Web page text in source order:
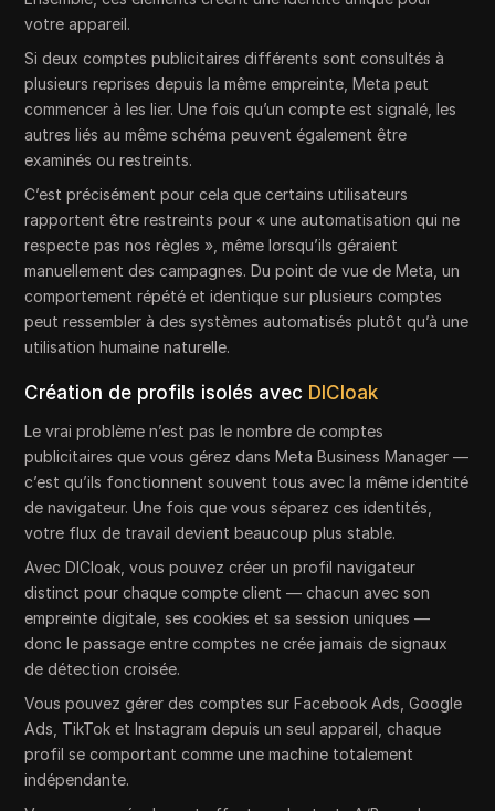
votre appareil.
Si deux comptes publicitaires différents sont consultés à
plusieurs reprises depuis la même empreinte, Meta peut
commencer à les lier. Une fois qu’un compte est signalé, les
autres liés au même schéma peuvent également être
examinés ou restreints.
C’est précisément pour cela que certains utilisateurs
rapportent être restreints pour « une automatisation qui ne
respecte pas nos règles », même lorsqu’ils géraient
manuellement des campagnes. Du point de vue de Meta, un
comportement répété et identique sur plusieurs comptes
peut ressembler à des systèmes automatisés plutôt qu’à une
utilisation humaine naturelle.
Création de profils isolés avec DICloak
Le vrai problème n’est pas le nombre de comptes
publicitaires que vous gérez dans Meta Business Manager —
c’est qu’ils fonctionnent souvent tous avec la même identité
de navigateur. Une fois que vous séparez ces identités,
votre flux de travail devient beaucoup plus stable.
Avec DICloak, vous pouvez créer un profil navigateur
distinct pour chaque compte client — chacun avec son
empreinte digitale, ses cookies et sa session uniques —
donc le passage entre comptes ne crée jamais de signaux
de détection croisée.
Vous pouvez gérer des comptes sur Facebook Ads, Google
Ads, TikTok et Instagram depuis un seul appareil, chaque
profil se comportant comme une machine totalement
indépendante.